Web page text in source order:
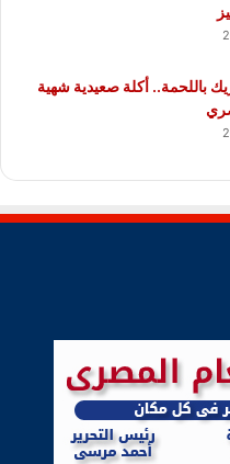
باللحمة.. أكلة صعيدية شهية